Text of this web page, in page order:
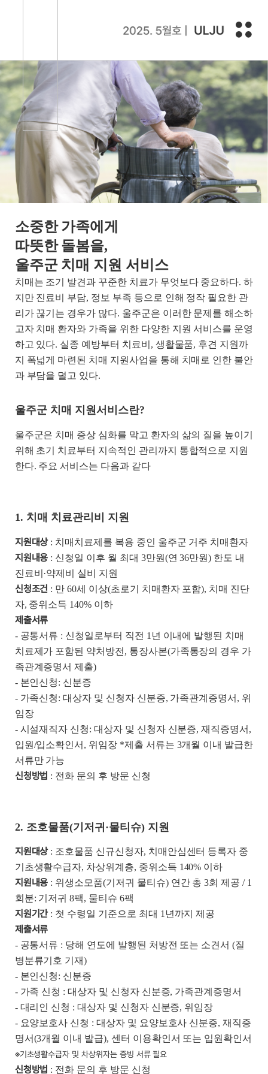
소중한 가족에게
따뜻한 돌봄을,
울주군 치매 지원 서비스
치매는 조기 발견과 꾸준한 치료가 무엇보다 중요하다. 하
지만 진료비 부담, 정보 부족 등으로 인해 정작 필요한 관
리가 끊기는 경우가 많다. 울주군은 이러한 문제를 해소하
고자 치매 환자와 가족을 위한 다양한 지원 서비스를 운영
하고 있다. 실종 예방부터 치료비, 생활물품, 후견 지원까
지 폭넓게 마련된 치매 지원사업을 통해 치매로 인한 불안
과 부담을 덜고 있다.
울주군 치매 지원서비스란?
울주군은 치매 증상 심화를 막고 환자의 삶의 질을 높이기
위해 초기 치료부터 지속적인 관리까지 통합적으로 지원
한다. 주요 서비스는 다음과 같다
1. 치매 치료관리비 지원
지원대상: 치매치료제를 복용 중인 울주군 거주 치매환자
지원내용 : 신청일 이후 월 최대 3만원(연 36만원) 한도 내
진료비·약제비 실비 지원
신청조건 : 만 60세 이상(초로기 치매환자 포함), 치매 진단
자, 중위소득 140% 이하
제출서류
- 공통서류 : 신청일로부터 직전 1년 이내에 발행된 치매
치료제가 포함된 약처방전, 통장사본(가족통장의 경우 가
족관계증명서 제출)
- 본인신청: 신분증
- 가족신청: 대상자 및 신청자 신분증, 가족관계증명서, 위
임장
- 시설재직자 신청: 대상자 및 신청자 신분증, 재직증명서,
입원/입소확인서, 위임장 *제출 서류는 3개월 이내 발급한
서류만 가능
신청방법 : 전화 문의 후 방문 신청
2. 조호물품(기저귀·물티슈) 지원
지원대상: 조호물품 신규신청자, 치매안심센터 등록자 중
기초생활수급자, 차상위계층, 중위소득 140% 이하
지원내용 : 위생소모품(기저귀 물티슈) 연간 총 3회 제공 / 1
회분: 기저귀 8팩, 물티슈 6팩
지원기간: 첫 수령일 기준으로 최대 1년까지 제공
제출서류
- 공통서류 : 당해 연도에 발행된 처방전 또는 소견서 (질
병분류기호 기재)
- 본인신청: 신분증
- 가족 신청 : 대상자 및 신청자 신분증, 가족관계증명서
- 대리인 신청 : 대상자 및 신청자 신분증, 위임장
- 요양보호사 신청 : 대상자 및 요양보호사 신분증, 재직증
명서(3개월 이내 발급), 센터 이용확인서 또는 입원확인서
※기초생활수급자 및 차상위자는 증빙 서류 필요
신청방법 : 전화 문의 후 방문 신청